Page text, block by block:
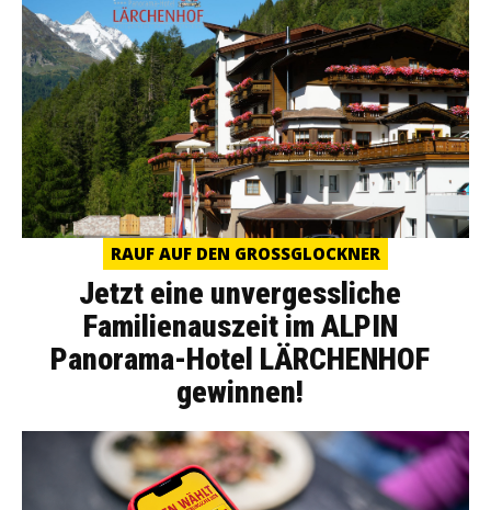
RAUF AUF DEN GROSSGLOCKNER
Jetzt eine unvergessliche
Familienauszeit im ALPIN
Panorama-Hotel LÄRCHENHOF
gewinnen!